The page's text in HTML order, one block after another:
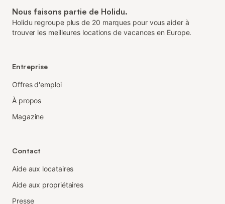
Nous faisons partie de Holidu.
Holidu regroupe plus de 20 marques pour vous aider à
trouver les meilleures locations de vacances en Europe.
Entreprise
Offres d'emploi
À propos
Magazine
Contact
Aide aux locataires
Aide aux propriétaires
Presse